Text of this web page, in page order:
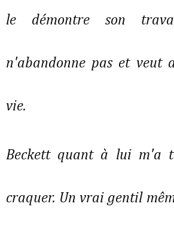
le démontre son
n'abandonne pas et veut
vie.
Beckett quant à lui m'a
craquer. Un vrai gentil